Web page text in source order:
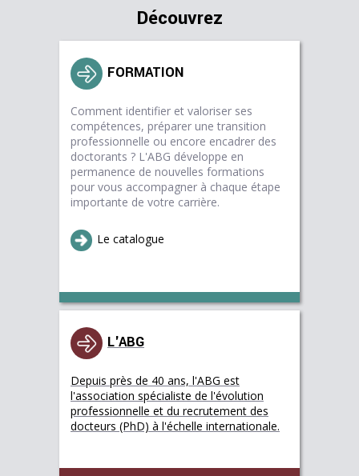
Découvrez
FORMATION
Comment identifier et valoriser ses
compétences, préparer une transition
professionnelle ou encore encadrer des
doctorants ? L'ABG développe en
permanence de nouvelles formations
pour vous accompagner à chaque étape
importante de votre carrière.
Le catalogue
L'ABG
Depuis près de 40 ans, l'ABG est
l'association spécialiste de l'évolution
professionnelle et du recrutement des
docteurs (PhD) à l'échelle internationale.